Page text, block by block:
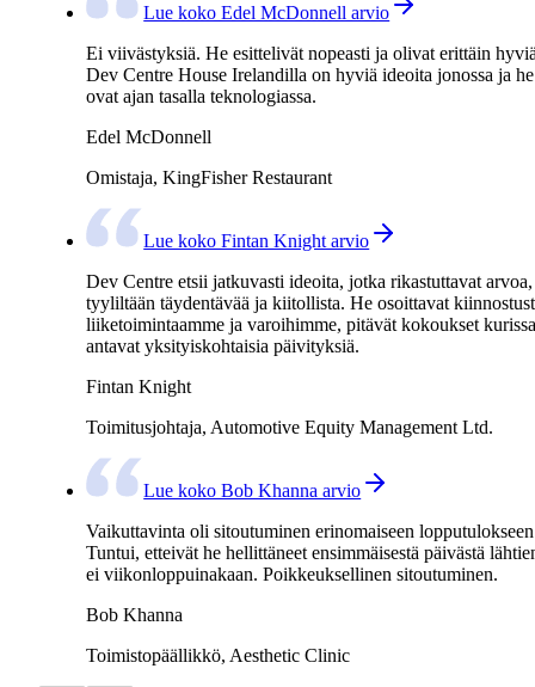
Lue koko Edel McDonnell arvio
Ei viivästyksiä. He esittelivät nopeasti ja olivat erittäin
Dev Centre House Irelandilla on hyviä ideoita jonossa ja he
ovat ajan tasalla teknologiassa.
Edel McDonnell
Omistaja, KingFisher Restaurant
Lue koko Fintan Knight arvio
Dev Centre etsii jatkuvasti ideoita, jotka rikastuttavat arvoa,
tyyliltään täydentävää ja kiitollista. He osoittavat
liiketoimintaamme ja varoihimme, pitävät kokoukset
antavat yksityiskohtaisia päivityksiä.
Fintan Knight
Toimitusjohtaja, Automotive Equity Management Ltd.
Lue koko Bob Khanna arvio
Vaikuttavinta oli sitoutuminen erinomaiseen
Tuntui, etteivät he hellittäneet ensimmäisestä päivästä
ei viikonloppuinakaan. Poikkeuksellinen sitoutuminen.
Bob Khanna
Toimistopäällikkö, Aesthetic Clinic